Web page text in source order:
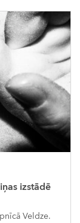
izstādē
Veldze.